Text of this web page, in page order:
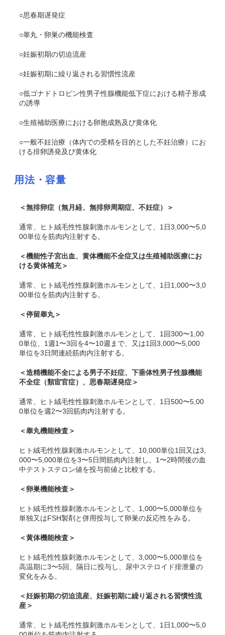
○思春期遅発症
○睾丸・卵巣の機能検査
○妊娠初期の切迫流産
○妊娠初期に繰り返される習慣性流産
○低ゴナドトロピン性男子性腺機能低下症における精子形成
の誘導
○生殖補助医療における卵胞成熟及び黄体化
○一般不妊治療（体内での受精を目的とした不妊治療）にお
ける排卵誘発及び黄体化
用法・容量
＜無排卵症（無月経、無排卵周期症、不妊症）＞
通常、ヒト絨毛性性腺刺激ホルモンとして、1日3,000〜5,0
00単位を筋肉内注射する。
＜機能性子宮出血、黄体機能不全症又は生殖補助医療にお
ける黄体補充＞
通常、ヒト絨毛性性腺刺激ホルモンとして、1日1,000〜3,0
00単位を筋肉内注射する。
＜停留睾丸＞
通常、ヒト絨毛性性腺刺激ホルモンとして、1回300〜1,00
0単位、1週1〜3回を4〜10週まで、又は1回3,000〜5,000
単位を3日間連続筋肉内注射する。
＜造精機能不全による男子不妊症、下垂体性男子性腺機能
不全症（類宦官症）、思春期遅発症＞
通常、ヒト絨毛性性腺刺激ホルモンとして、1日500〜5,00
0単位を週2〜3回筋肉内注射する。
＜睾丸機能検査＞
ヒト絨毛性性腺刺激ホルモンとして、10,000単位1回又は3,
000〜5,000単位を3〜5日間筋肉内注射し、1〜2時間後の血
中テストステロン値を投与前値と比較する。
＜卵巣機能検査＞
ヒト絨毛性性腺刺激ホルモンとして、1,000〜5,000単位を
単独又はFSH製剤と併用投与して卵巣の反応性をみる。
＜黄体機能検査＞
ヒト絨毛性性腺刺激ホルモンとして、3,000〜5,000単位を
高温期に3〜5回、隔日に投与し、尿中ステロイド排泄量の
変化をみる。
＜妊娠初期の切迫流産、妊娠初期に繰り返される習慣性流
産＞
通常、ヒト絨毛性性腺刺激ホルモンとして、1日1,000〜5,0